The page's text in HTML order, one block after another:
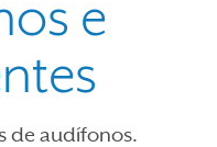
e
de audífonos.